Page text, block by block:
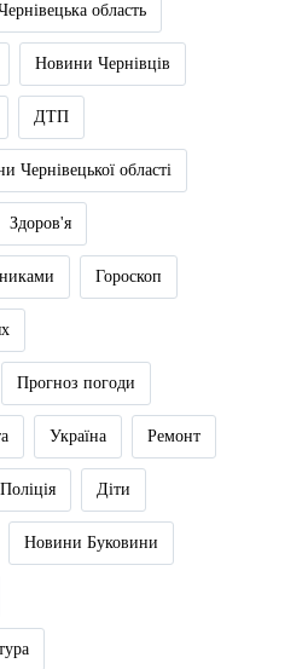
область
Новини Чернівців
ДТП
Чернівецької області
Здоров'я
Гороскоп
Прогноз погоди
Україна Ремонт
Поліція Діти
Новини Буковини